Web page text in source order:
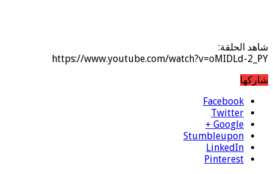
شاهد الحلقة:
https://www.youtube.com/watch?v=oMIDLd-2_PY
شاركها
Facebook
Twitter
Google +
Stumbleupon
LinkedIn
Pinterest